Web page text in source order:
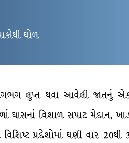
ઘોળ
લુપ્ત થવા આવેલી જાતનું એક
ઘાસનાં વિશાળ સપાટ મેદાન,
પ્રદેશોમાં ઘણી વાર 20થી